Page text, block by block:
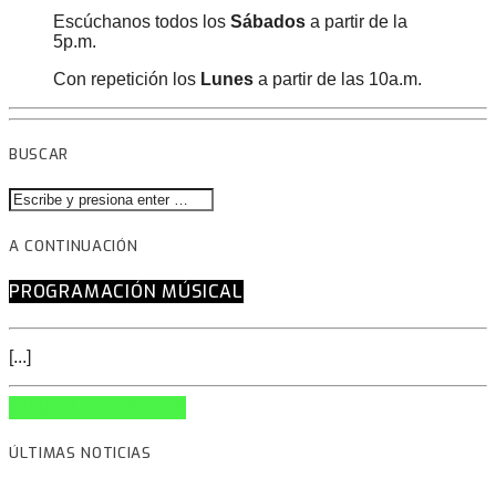
Escúchanos todos los Sábados a partir de la
5p.m.
Con repetición los Lunes a partir de las 10a.m.
BUSCAR
A CONTINUACIÓN
PROGRAMACIÓN MÚSICAL
[...]
ÚLTIMAS NOTICIAS